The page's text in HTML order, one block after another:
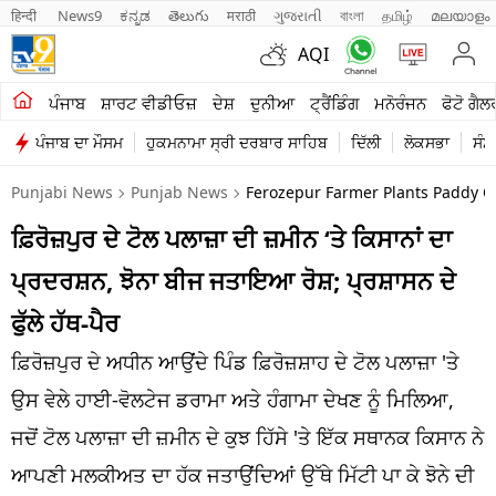
हिन्दी News9 ಕನ್ನಡ తెలుగు मराठी ગુજરાતી বাংলা தமிழ் മലയാളം
AQI
ਪੰਜਾਬ ਸ਼ਾਰਟ ਵੀਡੀਓਜ਼ ਦੇਸ਼ ਦੁਨੀਆ ਟ੍ਰੈਂਡਿੰਗ ਮਨੋਰੰਜਨ ਫੋਟੋ
ਪੰਜਾਬ ਦਾ ਮੌਸਮ ਹੁਕਮਨਾਮਾ ਸ੍ਰੀ ਦਰਬਾਰ ਸਾਹਿਬ ਦਿੱਲੀ ਲੋਕਸਭਾ
ਖੇਤੀਬਾੜੀ
ਸ਼ਾਰਟ ਵੀਡੀਓਜ਼
ਕਾਰੋਬਾਰ
ਕਰਿਅਰ
ਮਨੋਰੰਜਨ
ਦੇਸ਼
ਲਾਈਫ ਸਟਾਈਲ
ਪੰਜਾਬ
Punjabi News Punjab News Ferozepur Farmer Plants Paddy
ਫ਼ਿਰੋਜ਼ਪੁਰ ਦੇ ਟੋਲ ਪਲਾਜ਼ਾ ਦੀ ਜ਼ਮੀਨ ‘ਤੇ ਕਿਸਾਨਾਂ ਦਾ
ਪ੍ਰਦਰਸ਼ਨ, ਝੋਨਾ ਬੀਜ ਜਤਾਇਆ ਰੋਸ਼; ਪ੍ਰਸ਼ਾਸਨ ਦੇ
ਫੁੱਲੇ ਹੱਥ-ਪੈਰ
ਫ਼ਿਰੋਜ਼ਪੁਰ ਦੇ ਅਧੀਨ ਆਉਂਦੇ ਪਿੰਡ ਫ਼ਿਰੋਜ਼ਸ਼ਾਹ ਦੇ ਟੋਲ ਪਲਾਜ਼ਾ 'ਤੇ
ਉਸ ਵੇਲੇ ਹਾਈ-ਵੋਲਟੇਜ ਡਰਾਮਾ ਅਤੇ ਹੰਗਾਮਾ ਦੇਖਣ ਨੂੰ ਮਿਲਿਆ,
ਜਦੋਂ ਟੋਲ ਪਲਾਜ਼ਾ ਦੀ ਜ਼ਮੀਨ ਦੇ ਕੁਝ ਹਿੱਸੇ 'ਤੇ ਇੱਕ ਸਥਾਨਕ ਕਿਸਾਨ ਨੇ
ਆਪਣੀ ਮਲਕੀਅਤ ਦਾ ਹੱਕ ਜਤਾਉਂਦਿਆਂ ਉੱਥੇ ਮਿੱਟੀ ਪਾ ਕੇ ਝੋਨੇ ਦੀ